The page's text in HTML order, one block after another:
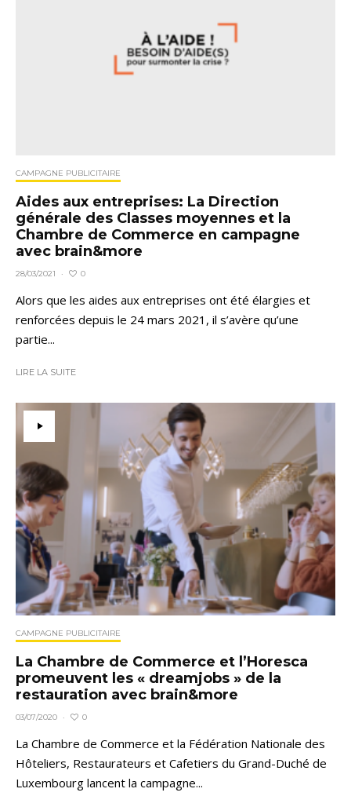
CAMPAGNE PUBLICITAIRE
Aides aux entreprises: La Direction
générale des Classes moyennes et la
Chambre de Commerce en campagne
avec brain&more
28/03/2021 · 0
Alors que les aides aux entreprises ont été élargies et
renforcées depuis le 24 mars 2021, il s’avère qu’une
partie...
LIRE LA SUITE
CAMPAGNE PUBLICITAIRE
La Chambre de Commerce et l’Horesca
promeuvent les « dreamjobs » de la
restauration avec brain&more
03/07/2020 · 0
La Chambre de Commerce et la Fédération Nationale des
Hôteliers, Restaurateurs et Cafetiers du Grand-Duché de
Luxembourg lancent la campagne...